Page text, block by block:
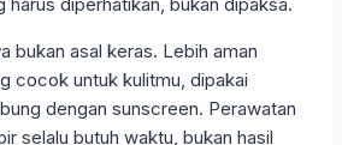
bukan asal keras. Lebih aman
cocok untuk kulitmu, dipakai
dengan sunscreen. Perawatan
selalu butuh waktu, bukan hasil